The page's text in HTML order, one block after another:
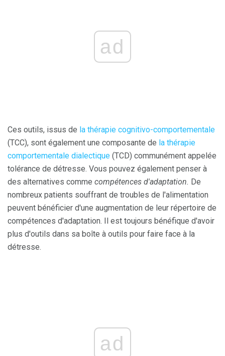
ad
Ces outils, issus de la thérapie cognitivo-comportementale
(TCC), sont également une composante de la thérapie
comportementale dialectique (TCD) communément appelée
tolérance de détresse. Vous pouvez également penser à
des alternatives comme compétences d'adaptation. De
nombreux patients souffrant de troubles de l'alimentation
peuvent bénéficier d'une augmentation de leur répertoire de
compétences d'adaptation. Il est toujours bénéfique d'avoir
plus d'outils dans sa boîte à outils pour faire face à la
détresse.
ad